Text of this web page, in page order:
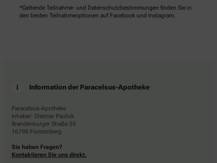
*Geltende Teilnahme- und Datenschutz­bestimmungen finden Sie in
den beiden Teilnahme­optionen auf Facebook und Instagram.
Information der Paracelsus-Apotheke
Paracelsus-Apotheke
Inhaber: Dietmar Paulick
Brandenburger Straße 55
16798 Fürstenberg
Sie haben Fragen?
Kontaktieren Sie uns direkt.